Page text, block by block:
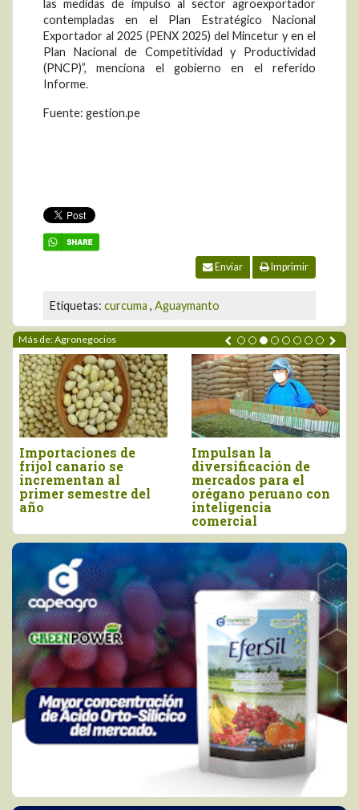
las medidas de impulso al sector agroexportador
contempladas en el Plan Estratégico Nacional
Exportador al 2025 (PENX 2025) del Mincetur y en el
Plan Nacional de Competitividad y Productividad
(PNCP)”, menciona el gobierno en el referido
Informe.
Fuente: gestion.pe
Enviar Imprimir
Etiquetas: curcuma , Aguaymanto
Más de: Agronegocios
de
se
al
semestre del
Impulsan la
diversificación de
mercados para el
orégano peruano con
inteligencia
comercial
y junio